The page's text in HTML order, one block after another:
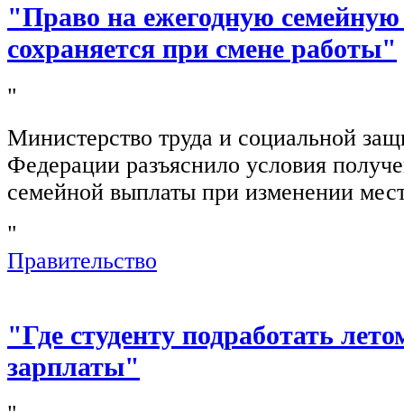
"Право на ежегодную
сохраняется при смене работы"
"
Министерство труда и социальной
Федерации разъяснило условия
семейной выплаты при изменении
"
Правительство
"Где студенту подработать
зарплаты"